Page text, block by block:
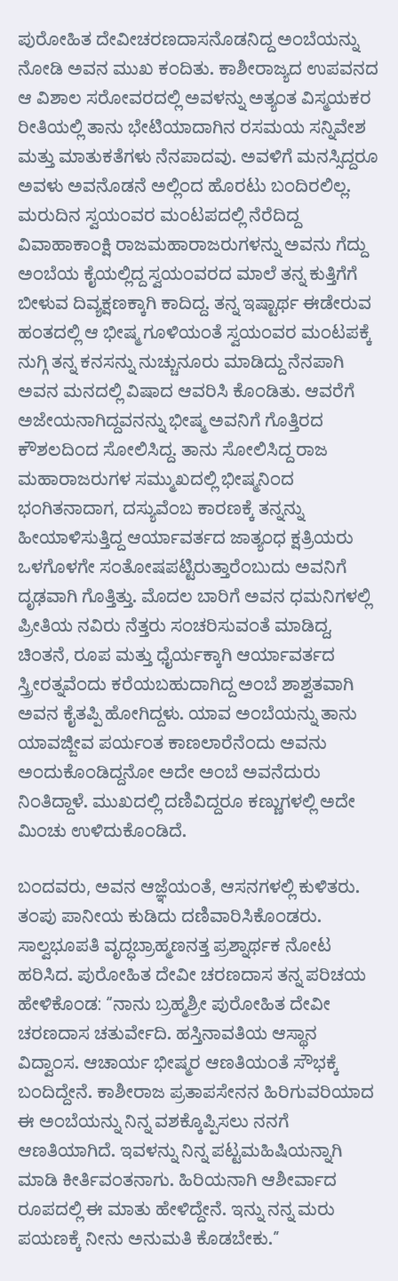
ಪುರೋಹಿತ ದೇವೀಚರಣದಾಸನೊಡನಿದ್ದ ಅಂಬೆಯನ್ನು
ನೋಡಿ ಅವನ ಮುಖ ಕಂದಿತು. ಕಾಶೀರಾಜ್ಯದ ಉಪವನದ
ಆ ವಿಶಾಲ ಸರೋವರದಲ್ಲಿ ಅವಳನ್ನು ಅತ್ಯಂತ ವಿಸ್ಮಯಕರ
ರೀತಿಯಲ್ಲಿ ತಾನು ಭೇಟಿಯಾದಾಗಿನ ರಸಮಯ ಸನ್ನಿವೇಶ
ಮತ್ತು ಮಾತುಕತೆಗಳು ನೆನಪಾದವು. ಅವಳಿಗೆ ಮನಸ್ಸಿದ್ದರೂ
ಅವಳು ಅವನೊಡನೆ ಅಲ್ಲಿಂದ ಹೊರಟು ಬಂದಿರಲಿಲ್ಲ.
ಮರುದಿನ ಸ್ವಯಂವರ ಮಂಟಪದಲ್ಲಿ ನೆರೆದಿದ್ದ
ವಿವಾಹಾಕಾಂಕ್ಷಿ ರಾಜಮಹಾರಾಜರುಗಳನ್ನು ಅವನು ಗೆದ್ದು
ಅಂಬೆಯ ಕೈಯಲ್ಲಿದ್ದ ಸ್ವಯಂವರದ ಮಾಲೆ ತನ್ನ ಕುತ್ತಿಗೆಗೆ
ಬೀಳುವ ದಿವ್ಯಕ್ಷಣಕ್ಕಾಗಿ ಕಾದಿದ್ದ. ತನ್ನ ಇಷ್ಟಾರ್ಥ ಈಡೇರುವ
ಹಂತದಲ್ಲಿ ಆ ಭೀಷ್ಮ ಗೂಳಿಯಂತೆ ಸ್ವಯಂವರ ಮಂಟಪಕ್ಕೆ
ನುಗ್ಗಿ ತನ್ನ ಕನಸನ್ನು ನುಚ್ಚುನೂರು ಮಾಡಿದ್ದು ನೆನಪಾಗಿ
ಅವನ ಮನದಲ್ಲಿ ವಿಷಾದ ಆವರಿಸಿ ಕೊಂಡಿತು. ಆವರೆಗೆ
ಅಜೇಯನಾಗಿದ್ದವನನ್ನು ಭೀಷ್ಮ ಅವನಿಗೆ ಗೊತ್ತಿರದ
ಕೌಶಲದಿಂದ ಸೋಲಿಸಿದ್ದ. ತಾನು ಸೋಲಿಸಿದ್ದ ರಾಜ
ಮಹಾರಾಜರುಗಳ ಸಮ್ಮುಖದಲ್ಲಿ ಭೀಷ್ಮನಿಂದ
ಭಂಗಿತನಾದಾಗ, ದಸ್ಯುವೆಂಬ ಕಾರಣಕ್ಕೆ ತನ್ನನ್ನು
ಹೀಯಾಳಿಸುತ್ತಿದ್ದ ಆರ್ಯಾವರ್ತದ ಜಾತ್ಯಂಧ ಕ್ಷತ್ರಿಯರು
ಒಳಗೊಳಗೇ ಸಂತೋಷಪಟ್ಟಿರುತ್ತಾರೆಂಬುದು ಅವನಿಗೆ
ದೃಢವಾಗಿ ಗೊತ್ತಿತ್ತು. ಮೊದಲ ಬಾರಿಗೆ ಅವನ ಧಮನಿಗಳಲ್ಲಿ
ಪ್ರೀತಿಯ ನವಿರು ನೆತ್ತರು ಸಂಚರಿಸುವಂತೆ ಮಾಡಿದ್ದ,
ಚಿಂತನೆ, ರೂಪ ಮತ್ತು ಧೈರ್ಯಕ್ಕಾಗಿ ಆರ್ಯಾವರ್ತದ
ಸ್ತ್ರೀರತ್ನವೆಂದು ಕರೆಯಬಹುದಾಗಿದ್ದ ಅಂಬೆ ಶಾಶ್ವತವಾಗಿ
ಅವನ ಕೈತಪ್ಪಿ ಹೋಗಿದ್ದಳು. ಯಾವ ಅಂಬೆಯನ್ನು ತಾನು
ಯಾವಜ್ಜೀವ ಪರ್ಯಂತ ಕಾಣಲಾರೆನೆಂದು ಅವನು
ಅಂದುಕೊಂಡಿದ್ದನೋ ಅದೇ ಅಂಬೆ ಅವನೆದುರು
ನಿಂತಿದ್ದಾಳೆ. ಮುಖದಲ್ಲಿ ದಣಿವಿದ್ದರೂ ಕಣ್ಣುಗಳಲ್ಲಿ ಅದೇ
ಮಿಂಚು ಉಳಿದುಕೊಂಡಿದೆ.
ಬಂದವರು, ಅವನ ಆಜ್ಞೆಯಂತೆ, ಆಸನಗಳಲ್ಲಿ ಕುಳಿತರು.
ತಂಪು ಪಾನೀಯ ಕುಡಿದು ದಣಿವಾರಿಸಿಕೊಂಡರು.
ಸಾಲ್ವಭೂಪತಿ ವೃದ್ಧಬ್ರಾಹ್ಮಣನತ್ತ ಪ್ರಶ್ನಾರ್ಥಕ ನೋಟ
ಹರಿಸಿದ. ಪುರೋಹಿತ ದೇವೀ ಚರಣದಾಸ ತನ್ನ ಪರಿಚಯ
ಹೇಳಿಕೊಂಡ: “ನಾನು ಬ್ರಹ್ಮಶ್ರೀ ಪುರೋಹಿತ ದೇವೀ
ಚರಣದಾಸ ಚತುರ್ವೇದಿ. ಹಸ್ತಿನಾವತಿಯ ಆಸ್ಥಾನ
ವಿದ್ವಾಂಸ. ಆಚಾರ್ಯ ಭೀಷ್ಮರ ಆಣತಿಯಂತೆ ಸೌಭಕ್ಕೆ
ಬಂದಿದ್ದೇನೆ. ಕಾಶೀರಾಜ ಪ್ರತಾಪಸೇನನ ಹಿರಿಗುವರಿಯಾದ
ಈ ಅಂಬೆಯನ್ನು ನಿನ್ನ ವಶಕ್ಕೊಪ್ಪಿಸಲು ನನಗೆ
ಆಣತಿಯಾಗಿದೆ. ಇವಳನ್ನು ನಿನ್ನ ಪಟ್ಟಮಹಿಷಿಯನ್ನಾಗಿ
ಮಾಡಿ ಕೀರ್ತಿವಂತನಾಗು. ಹಿರಿಯನಾಗಿ ಆಶೀರ್ವಾದ
ರೂಪದಲ್ಲಿ ಈ ಮಾತು ಹೇಳಿದ್ದೇನೆ. ಇನ್ನು ನನ್ನ ಮರು
ಪಯಣಕ್ಕೆ ನೀನು ಅನುಮತಿ ಕೊಡಬೇಕು.”